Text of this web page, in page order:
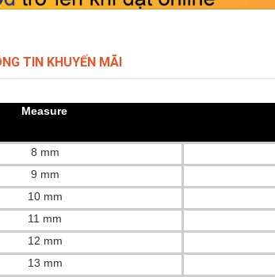
TIN KHUYẾN MÃI
Measure
8 mm
9 mm
10 mm
11 mm
12 mm
13 mm